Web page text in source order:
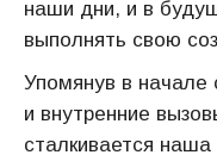
наши дни, и в
выполнять свою
Упомянув в начале
и внутренние
сталкивается